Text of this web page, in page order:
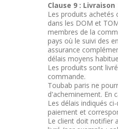
Clause 9 : Livraison
Les produits achetés
dans les DOM et
membres de la
pays où le suivi des
assurance
délais moyens
Les produits sont
commande.
Toubab paris ne
d'acheminement. En
Les délais indiqués
paiement et
Le client doit notifier